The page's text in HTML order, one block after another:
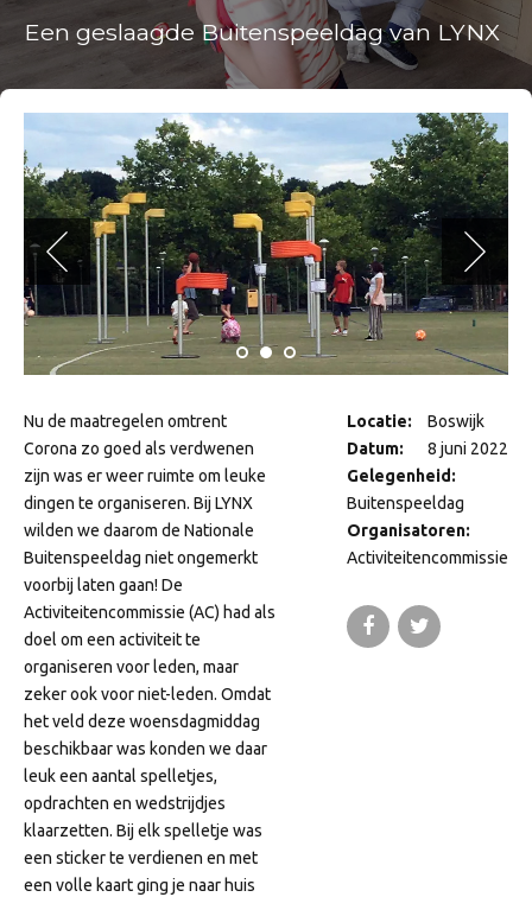
Een geslaagde Buitenspeeldag van LYNX
Nu de maatregelen omtrent
Corona zo goed als verdwenen
zijn was er weer ruimte om leuke
dingen te organiseren. Bij LYNX
wilden we daarom de Nationale
Buitenspeeldag niet ongemerkt
voorbij laten gaan! De
Activiteitencommissie (AC) had als
doel om een activiteit te
organiseren voor leden, maar
zeker ook voor niet-leden. Omdat
het veld deze woensdagmiddag
beschikbaar was konden we daar
leuk een aantal spelletjes,
opdrachten en wedstrijdjes
klaarzetten. Bij elk spelletje was
een sticker te verdienen en met
een volle kaart ging je naar huis
Locatie:
Boswijk
Datum:
8 juni 2022
Gelegenheid:
Buitenspeeldag
Organisatoren:
Activiteitencommissie